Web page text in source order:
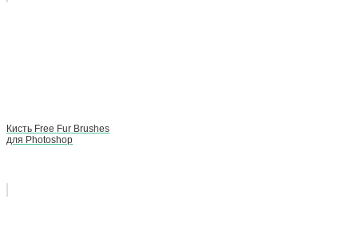
Кисть Free Fur Brushes
для Photoshop